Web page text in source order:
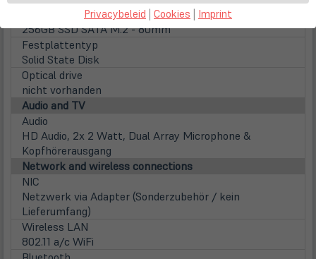
in
256GB SSD SATA M.2 - 80mm
Festplattentyp
Solid State Disk
Optical drive
nicht vorhanden
Audio and TV
Audio
HD Audio, 2x 2 Watt, Dual Array Microphone &
Kopfhörerausgang
Network and wireless connections
NIC
Netzwerk via Adapter (Sonderzubehör / kein
Lieferumfang)
Wireless LAN
802.11 a/c WiFi
Privacybeleid | Cookies | Imprint